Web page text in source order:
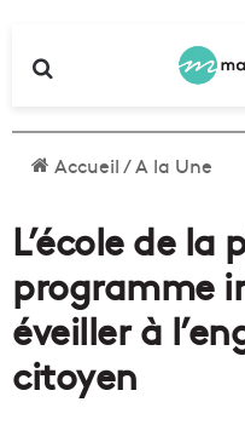
Accueil/A la Une
L’école de
programme
éveiller à
citoyen